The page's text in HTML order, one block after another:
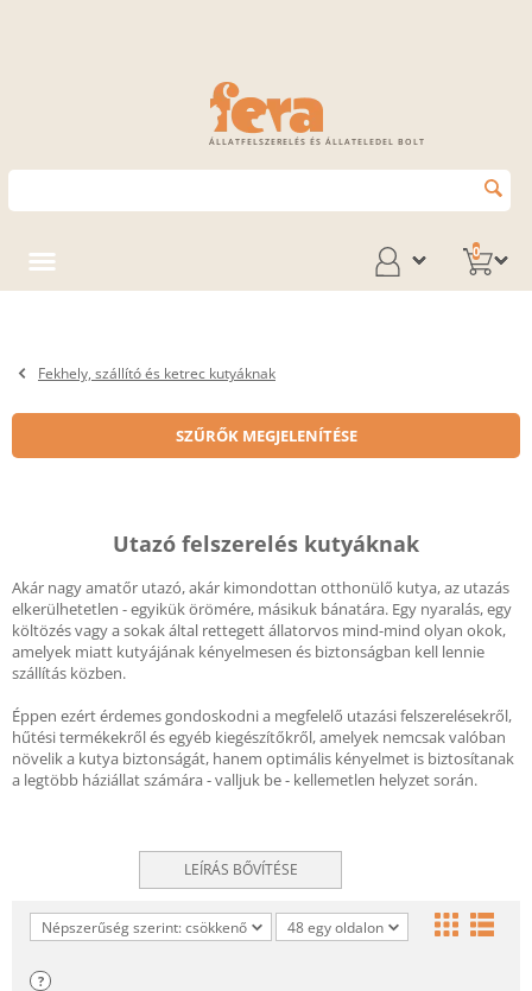
ÁLLATFELSZERELÉS ÉS ÁLLATELEDEL BOLT
0
Fekhely, szállító és ketrec kutyáknak
SZŰRŐK MEGJELENÍTÉSE
Utazó felszerelés kutyáknak
Akár nagy amatőr utazó, akár kimondottan otthonülő kutya, az utazás
elkerülhetetlen - egyikük örömére, másikuk bánatára. Egy nyaralás, egy
költözés vagy a sokak által rettegett állatorvos mind-mind olyan okok,
amelyek miatt kutyájának kényelmesen és biztonságban kell lennie
szállítás közben.
Éppen ezért érdemes gondoskodni a megfelelő utazási felszerelésekről,
hűtési termékekről és egyéb kiegészítőkről, amelyek nemcsak valóban
növelik a kutya biztonságát, hanem optimális kényelmet is biztosítanak
a legtöbb háziállat számára - valljuk be - kellemetlen helyzet során.
LEÍRÁS BŐVÍTÉSE
Népszerűség szerint: csökkenő 48 egy oldalon
?